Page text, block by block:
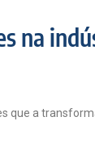
na
que a